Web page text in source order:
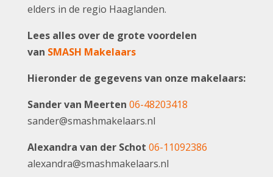
elders in de regio Haaglanden.
Lees alles over de grote voordelen
van SMASH Makelaars
Hieronder de gegevens van onze makelaars:
Sander van Meerten 06-48203418
sander@smashmakelaars.nl
Alexandra van der Schot 06-11092386
alexandra@smashmakelaars.nl